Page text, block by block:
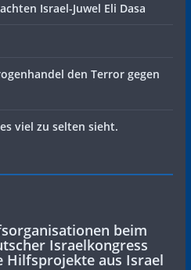
Israel-Juwel Eli Dasa
den Terror gegen
viel zu selten sieht.
beim
Israelkongress
aus Israel